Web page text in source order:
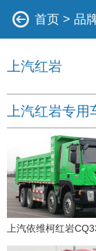
首页 > 品
上汽红岩
上汽红岩专用